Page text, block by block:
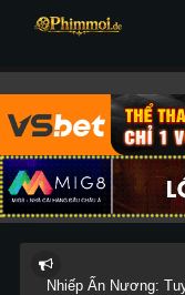
Nhiếp Ấn Nương: